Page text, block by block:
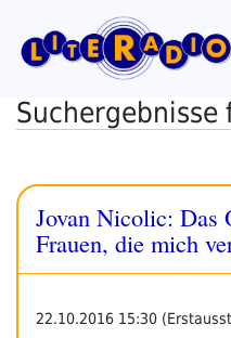
Inhalt
springen
Suchergebnisse
Jovan Nicolic: Das
Frauen, die mich
22.10.2016 15:30